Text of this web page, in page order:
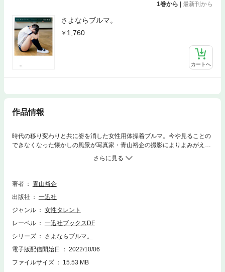
1巻から 最新刊から
さよならブルマ。
1,760
カートへ
作品情報
時代の移り変わりと共に姿を消した女性用体操着ブルマ。今や見ることの
できなくなった懐かしの風景が写真家・青山裕企の撮影によりよみがえ
る。少女とブルマ。心に刻む永遠のノスタルジック写真集。
著者
青山裕企
出版社
一迅社
ジャンル
女性タレント
レーベル
一迅社ブックスDF
シリーズ
さよならブルマ。
電子版配信開始日
2022/10/06
ファイルサイズ
15.53 MB